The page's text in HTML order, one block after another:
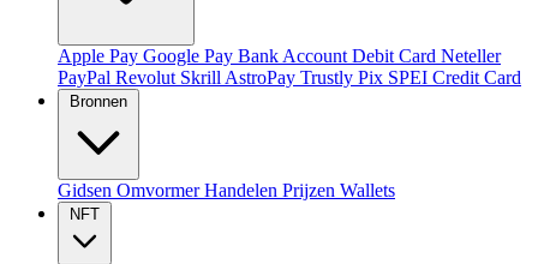
Apple Pay Google Pay Bank Account Debit Card Neteller
PayPal Revolut Skrill AstroPay Trustly Pix SPEI Credit Card
Bronnen
Gidsen OmvormerHandelen Prijzen Wallets
NFT